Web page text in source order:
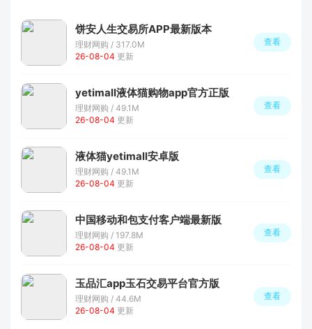
饼安人生交易所APP最新版本
理财网购 / 317.0M
26-08-04 更新
查看
yetimall液体猫购物app官方正版
理财网购 / 49.1M
26-08-04 更新
查看
液体猫yetimall安卓版
理财网购 / 49.1M
26-08-04 更新
查看
中国移动和包支付客户端最新版
理财网购 / 197.8M
26-08-04 更新
查看
玉品汇app玉石交易平台官方版
理财网购 / 44.6M
26-08-04 更新
查看